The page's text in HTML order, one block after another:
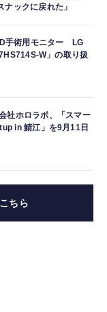
ナックに戻れた」
手術用モニター LG
W」の取り扱
社ホロラボ、「スマー
in 鯖江」を9月11日
ちら